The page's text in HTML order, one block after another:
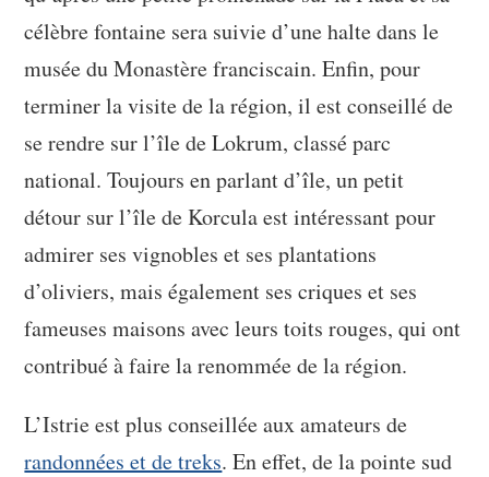
célèbre fontaine sera suivie d’une halte dans le
musée du Monastère franciscain. Enfin, pour
terminer la visite de la région, il est conseillé de
se rendre sur l’île de Lokrum, classé parc
national. Toujours en parlant d’île, un petit
détour sur l’île de Korcula est intéressant pour
admirer ses vignobles et ses plantations
d’oliviers, mais également ses criques et ses
fameuses maisons avec leurs toits rouges, qui ont
contribué à faire la renommée de la région.
L’Istrie est plus conseillée aux amateurs de
randonnées et de treks. En effet, de la pointe sud